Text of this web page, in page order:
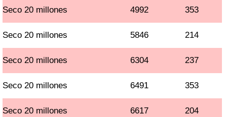
Seco 20 millones 4992 353
Seco 20 millones 5846 214
Seco 20 millones 6304 237
Seco 20 millones 6491 353
Seco 20 millones 6617 204